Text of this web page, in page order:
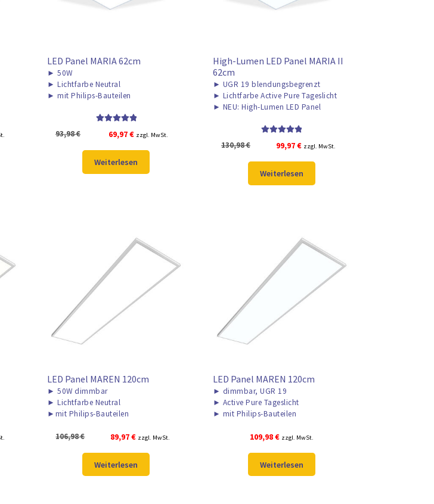
LED Panel MARIA 62cm
► 50W
► Lichtfarbe Neutral
► mit Philips-Bauteilen
von 5
93,98€
Ursprünglicher
war:
93,98 €
69,97€Aktueller
ist:
69,97 €.
zzgl. MwSt.
Weiterlesen
High-Lumen LED Panel MARIA II
62cm
► UGR 19 blendungsbegrenzt
► Lichtfarbe Active Pure Tageslicht
► NEU: High-Lumen LED Panel
von 5
130,98€
Ursprünglicher
war:
130,98 €
99,97€Aktueller
ist:
99,97 €.
zzgl. MwSt.
Weiterlesen
LED Panel MAREN 120cm
► 50W dimmbar
► Lichtfarbe Neutral
► mit Philips-Bauteilen
106,98€
Ursprünglicher
war:
106,98 €
89,97€Aktueller
ist:
89,97 €.
zzgl. MwSt.
Weiterlesen
LED Panel MAREN 120cm
► dimmbar, UGR 19
► Active Pure Tageslicht
► mit Philips-Bauteilen
109,98€ zzgl. MwSt.
Weiterlesen